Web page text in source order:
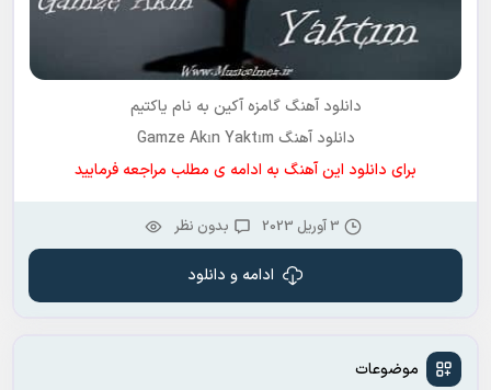
موضوعات
دانلود آهنگ گامزه آکین به نام یاکتیم
دانلود آهنگ Gamze Akın Yaktım
برای دانلود این آهنگ به ادامه ی مطلب مراجعه فرمایید
3 آوریل 2023 بدون نظر
ادامه و دانلود